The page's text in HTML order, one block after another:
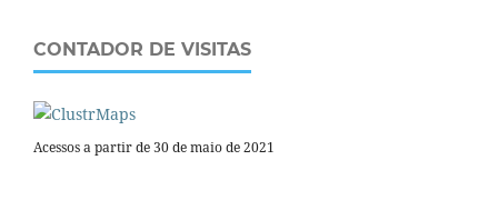
CONTADOR DE VISITAS
Acessos a partir de 30 de maio de 2021